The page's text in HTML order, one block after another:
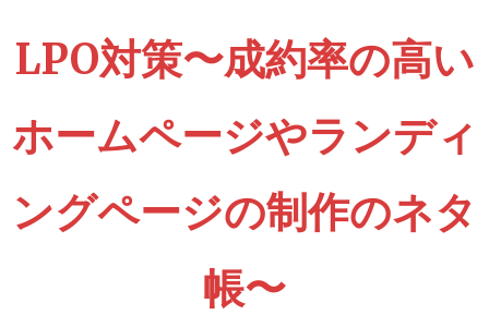
LPO対策〜成約率の高い
ホームページやランディ
ングページの制作のネタ
帳〜